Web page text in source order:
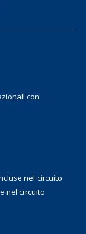
con
nel circuito
nel circuito